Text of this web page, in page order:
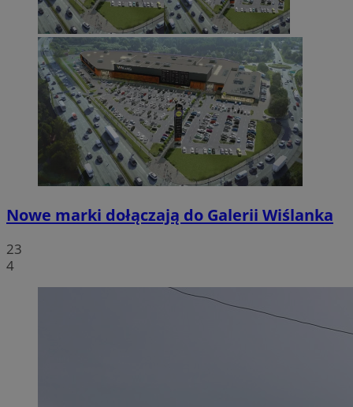
Nowe marki dołączają do Galerii Wiślanka
23
4